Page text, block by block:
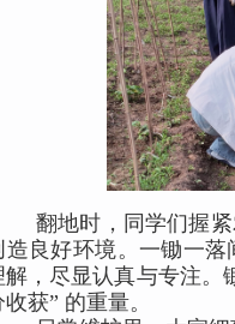
翻地时，同学们握
造良好环境。一锄一
解，尽显认真与专注。
收获” 的重量。